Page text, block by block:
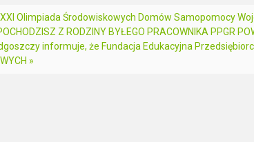
Olimpiada Środowiskowych Domów Samopomocy
Z RODZINY BYŁEGO PRACOWNIKA PPGR
informuje, że Fundacja Edukacyjna
»